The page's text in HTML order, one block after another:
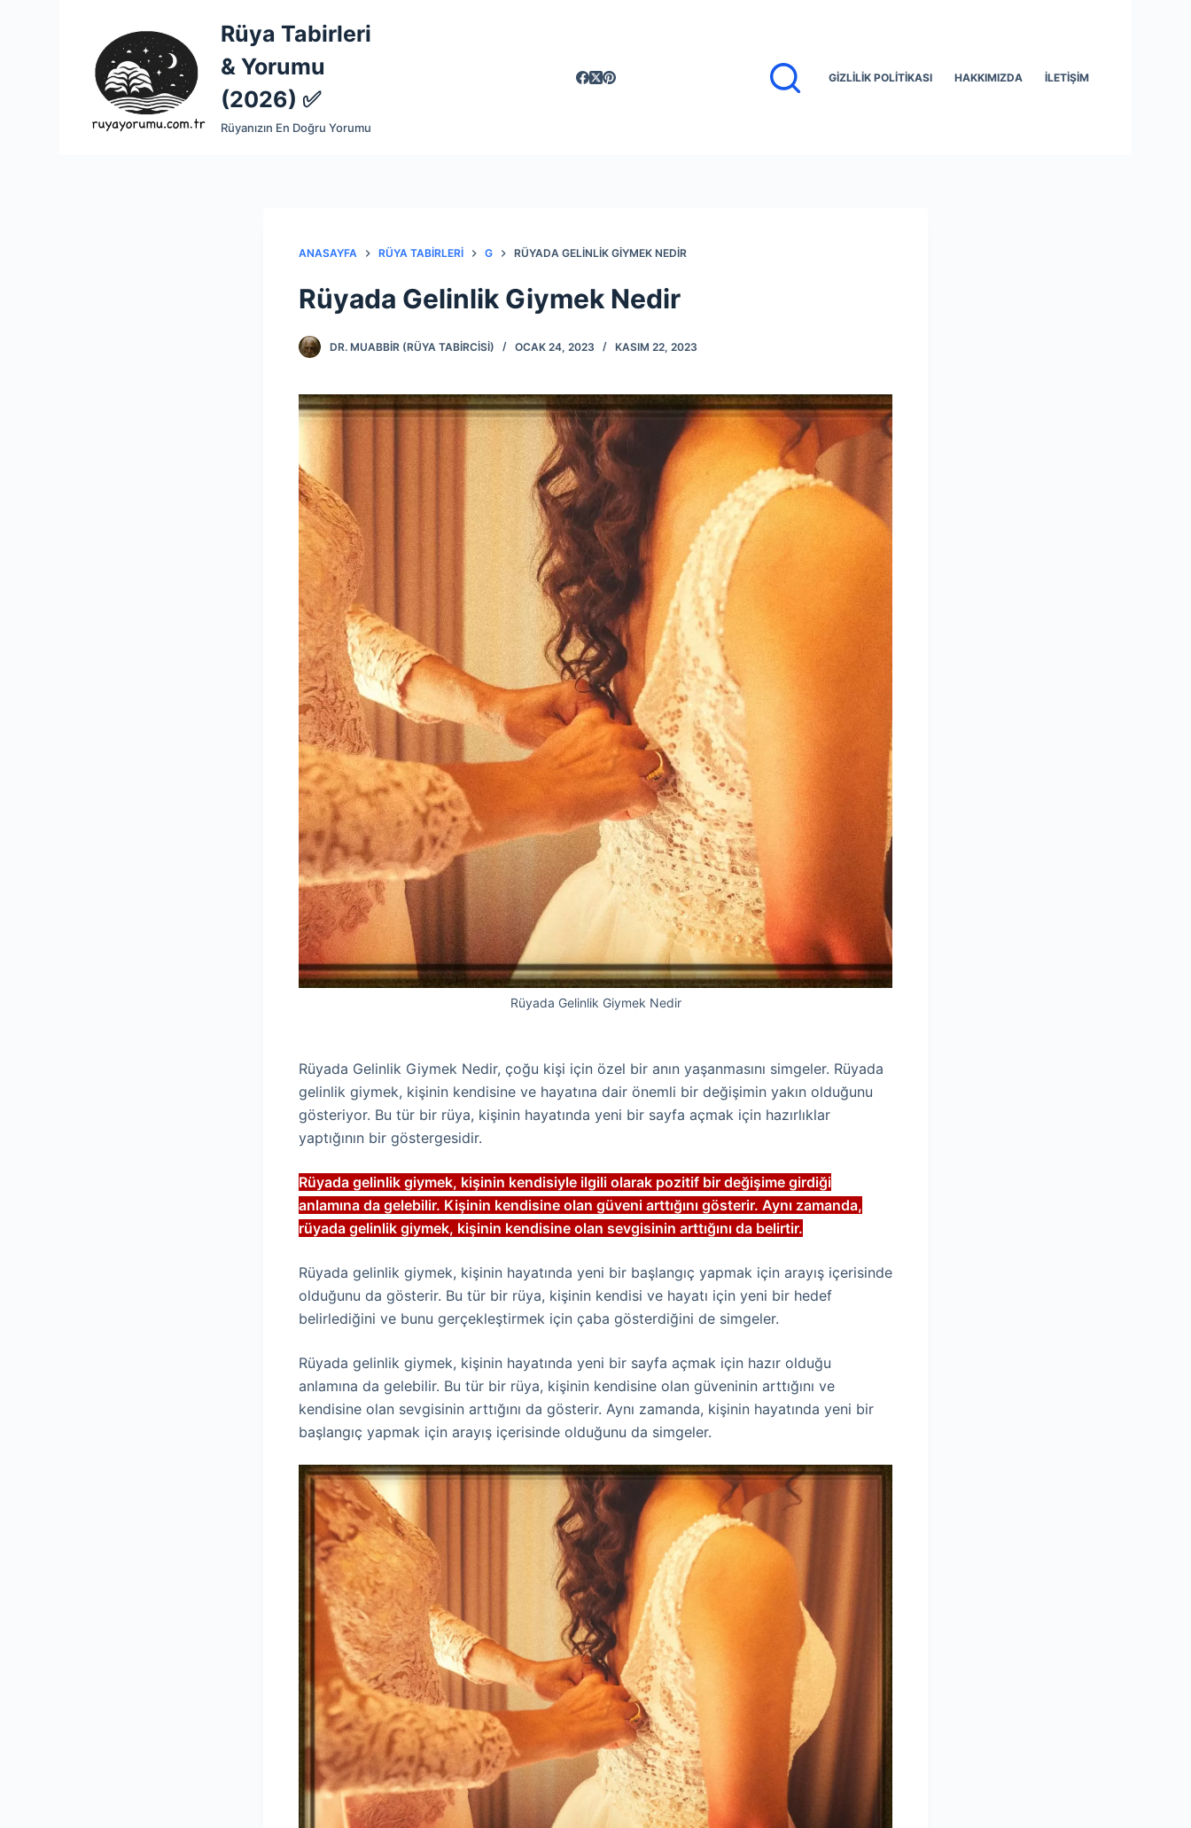
Rüya Tabirleri
& Yorumu
(2026) ✅
Rüyanızın En Doğru Yorumu
GIZLILIK POLITIKASI HAKKIMIZDA İLETIŞIM
ANASAYFA RÜYA TABIRLERI G RÜYADA GELINLIK GIYMEK NEDIR
Rüyada Gelinlik Giymek Nedir
DR. MUABBIR (RÜYA TABIRCISI) OCAK 24, 2023 KASIM 22, 2023
Rüyada Gelinlik Giymek Nedir
Rüyada Gelinlik Giymek Nedir, çoğu kişi için özel bir anın yaşanmasını simgeler. Rüyada
gelinlik giymek, kişinin kendisine ve hayatına dair önemli bir değişimin yakın olduğunu
gösteriyor. Bu tür bir rüya, kişinin hayatında yeni bir sayfa açmak için hazırlıklar
yaptığının bir göstergesidir.
Rüyada gelinlik giymek, kişinin kendisiyle ilgili olarak pozitif bir değişime girdiği
anlamına da gelebilir. Kişinin kendisine olan güveni arttığını gösterir. Aynı zamanda,
rüyada gelinlik giymek, kişinin kendisine olan sevgisinin arttığını da belirtir.
Rüyada gelinlik giymek, kişinin hayatında yeni bir başlangıç yapmak için arayış içerisinde
olduğunu da gösterir. Bu tür bir rüya, kişinin kendisi ve hayatı için yeni bir hedef
belirlediğini ve bunu gerçekleştirmek için çaba gösterdiğini de simgeler.
Rüyada gelinlik giymek, kişinin hayatında yeni bir sayfa açmak için hazır olduğu
anlamına da gelebilir. Bu tür bir rüya, kişinin kendisine olan güveninin arttığını ve
kendisine olan sevgisinin arttığını da gösterir. Aynı zamanda, kişinin hayatında yeni bir
başlangıç yapmak için arayış içerisinde olduğunu da simgeler.